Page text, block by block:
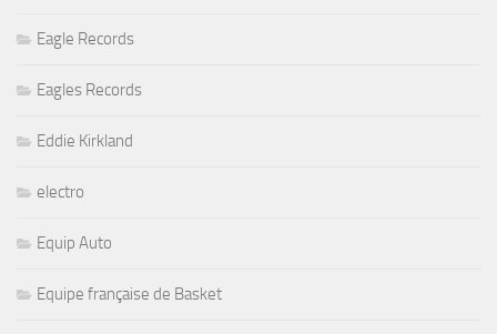
Eagle Records
Eagles Records
Eddie Kirkland
electro
Equip Auto
Equipe française de Basket